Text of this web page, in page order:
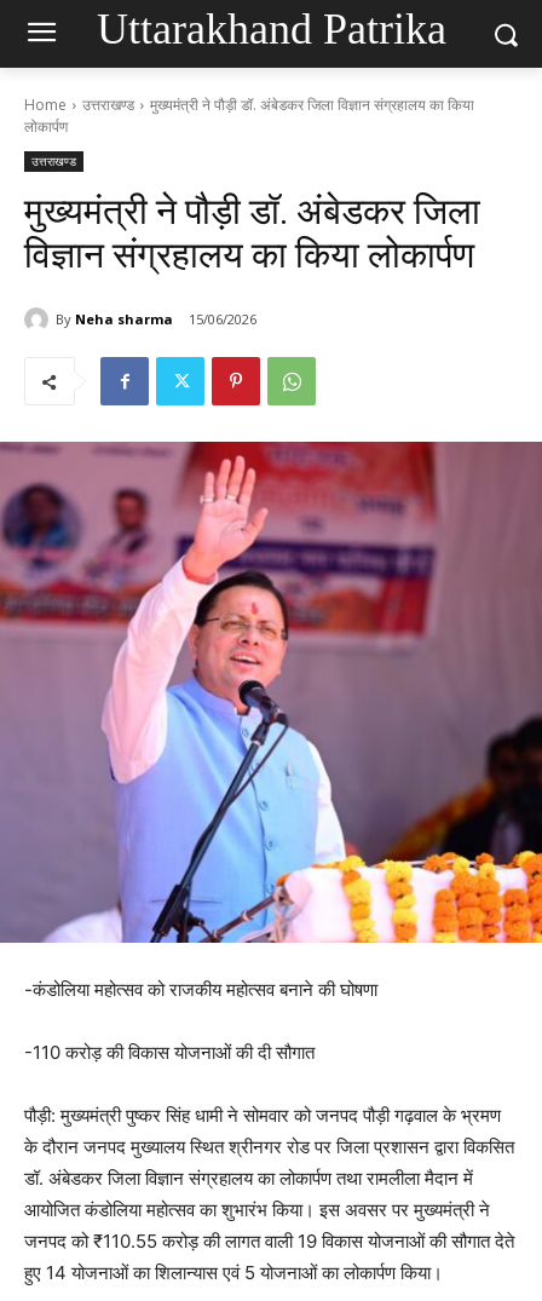
Uttarakhand Patrika
Home उत्तराखण्ड
मुख्यमंत्री ने पौड़ी डॉ. अंबेडकर जिला विज्ञान संग्रहालय का किया
लोकार्पण
उत्तराखण्ड
मुख्यमंत्री ने पौड़ी डॉ. अंबेडकर जिला
विज्ञान संग्रहालय का किया लोकार्पण
By Neha sharma 15/06/2026
-कंडोलिया महोत्सव को राजकीय महोत्सव बनाने की घोषणा
-110 करोड़ की विकास योजनाओं की दी सौगात
पौड़ी: मुख्यमंत्री पुष्कर सिंह धामी ने सोमवार को जनपद पौड़ी गढ़वाल के भ्रमण
के दौरान जनपद मुख्यालय स्थित श्रीनगर रोड पर जिला प्रशासन द्वारा विकसित
डॉ. अंबेडकर जिला विज्ञान संग्रहालय का लोकार्पण तथा रामलीला मैदान में
आयोजित कंडोलिया महोत्सव का शुभारंभ किया। इस अवसर पर मुख्यमंत्री ने
जनपद को ₹110.55 करोड़ की लागत वाली 19 विकास योजनाओं की सौगात देते
हुए 14 योजनाओं का शिलान्यास एवं 5 योजनाओं का लोकार्पण किया।